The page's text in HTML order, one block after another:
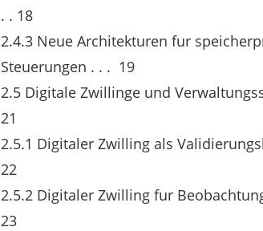
. . 18
2.4.3 Neue Architekturen fur
Steuerungen . . . 19
2.5 Digitale Zwillinge und
21
2.5.1 Digitaler Zwilling als
22
2.5.2 Digitaler Zwilling fur
23